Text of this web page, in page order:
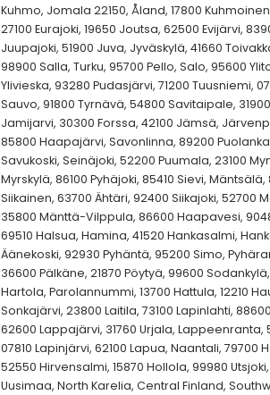
Kuhmo, Jomala 22150, Åland, 17800
27100 Eurajoki, 19650 Joutsa, 62500 Evijärvi,
Juupajoki, 51900 Juva, Jyväskylä, 41660
98900 Salla, Turku, 95700 Pello, Salo, 95600
Ylivieska, 93280 Pudasjärvi, 71200 Tuusniemi,
Sauvo, 91800 Tyrnävä, 54800 Savitaipale,
Jamijarvi, 30300 Forssa, 42100 Jämsä,
85800 Haapajärvi, Savonlinna, 89200
Savukoski, Seinäjoki, 52200 Puumala, 23100
Myrskylä, 86100 Pyhäjoki, 85410 Sievi,
Siikainen, 63700 Ähtäri, 92400 Siikajoki, 52700
35800 Mänttä-Vilppula, 86600 Haapavesi,
69510 Halsua, Hamina, 41520 Hankasalmi,
Äänekoski, 92930 Pyhäntä, 95200 Simo,
36600 Pälkäne, 21870 Pöytyä, 99600
Hartola, Parolannummi, 13700 Hattula, 12210
Sonkajärvi, 23800 Laitila, 73100 Lapinlahti,
62600 Lappajärvi, 31760 Urjala, Lappeenranta,
07810 Lapinjärvi, 62100 Lapua, Naantali, 79700
52550 Hirvensalmi, 15870 Hollola, 99980
Uusimaa, North Karelia, Central Finland,